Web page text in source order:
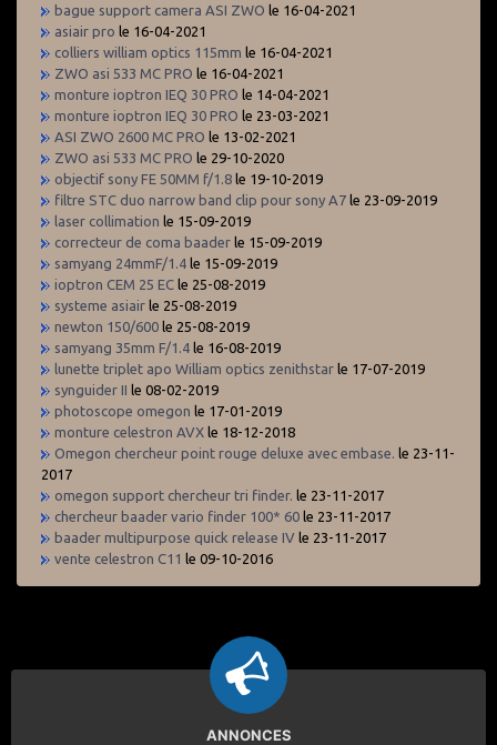
bague support camera ASI ZWO le 16-04-2021
asiair pro le 16-04-2021
colliers william optics 115mm le 16-04-2021
ZWO asi 533 MC PRO le 16-04-2021
monture ioptron IEQ 30 PRO le 14-04-2021
monture ioptron IEQ 30 PRO le 23-03-2021
ASI ZWO 2600 MC PRO le 13-02-2021
ZWO asi 533 MC PRO le 29-10-2020
objectif sony FE 50MM f/1.8 le 19-10-2019
filtre STC duo narrow band clip pour sony A7 le 23-09-2019
laser collimation le 15-09-2019
correcteur de coma baader le 15-09-2019
samyang 24mmF/1.4 le 15-09-2019
ioptron CEM 25 EC le 25-08-2019
systeme asiair le 25-08-2019
newton 150/600 le 25-08-2019
samyang 35mm F/1.4 le 16-08-2019
lunette triplet apo William optics zenithstar le 17-07-2019
synguider II le 08-02-2019
photoscope omegon le 17-01-2019
monture celestron AVX le 18-12-2018
Omegon chercheur point rouge deluxe avec embase. le 23-11-
2017
omegon support chercheur tri finder. le 23-11-2017
chercheur baader vario finder 100* 60 le 23-11-2017
baader multipurpose quick release IV le 23-11-2017
vente celestron C11 le 09-10-2016
ANNONCES